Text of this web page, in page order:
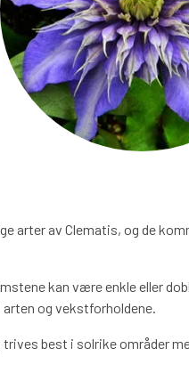
arter av Clematis, og de
kan være enkle eller
arten og vekstforholdene.
best i solrike områder